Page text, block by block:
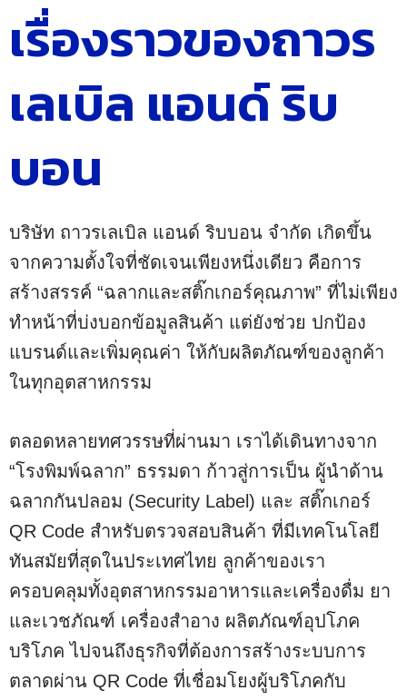
เรื่องราวของถาวร
เลเบิล แอนด์ ริบ
บอน
บริษัท ถาวรเลเบิล แอนด์ ริบบอน จำกัด เกิดขึ้น
จากความตั้งใจที่ชัดเจนเพียงหนึ่งเดียว คือการ
สร้างสรรค์ “ฉลากและสติ๊กเกอร์คุณภาพ” ที่ไม่เพียง
ทำหน้าที่บ่งบอกข้อมูลสินค้า แต่ยังช่วย ปกป้อง
แบรนด์และเพิ่มคุณค่า ให้กับผลิตภัณฑ์ของลูกค้า
ในทุกอุตสาหกรรม
ตลอดหลายทศวรรษที่ผ่านมา เราได้เดินทางจาก
“โรงพิมพ์ฉลาก” ธรรมดา ก้าวสู่การเป็น ผู้นำด้าน
ฉลากกันปลอม (Security Label) และ สติ๊กเกอร์
QR Code สำหรับตรวจสอบสินค้า ที่มีเทคโนโลยี
ทันสมัยที่สุดในประเทศไทย ลูกค้าของเรา
ครอบคลุมทั้งอุตสาหกรรมอาหารและเครื่องดื่ม ยา
และเวชภัณฑ์ เครื่องสำอาง ผลิตภัณฑ์อุปโภค
บริโภค ไปจนถึงธุรกิจที่ต้องการสร้างระบบการ
ตลาดผ่าน QR Code ที่เชื่อมโยงผู้บริโภคกับ